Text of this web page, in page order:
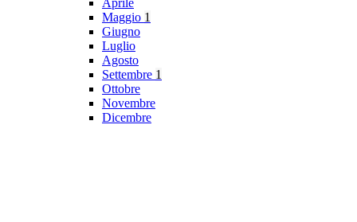
Aprile
Maggio 1
Giugno
Luglio
Agosto
Settembre 1
Ottobre
Novembre
Dicembre